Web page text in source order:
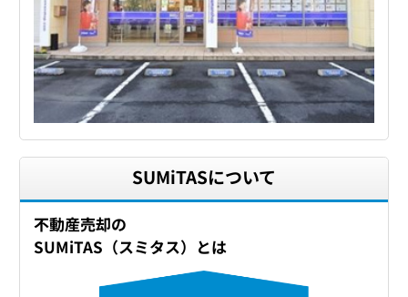
SUMiTASについて
不動産売却の
SUMiTAS（スミタス）とは